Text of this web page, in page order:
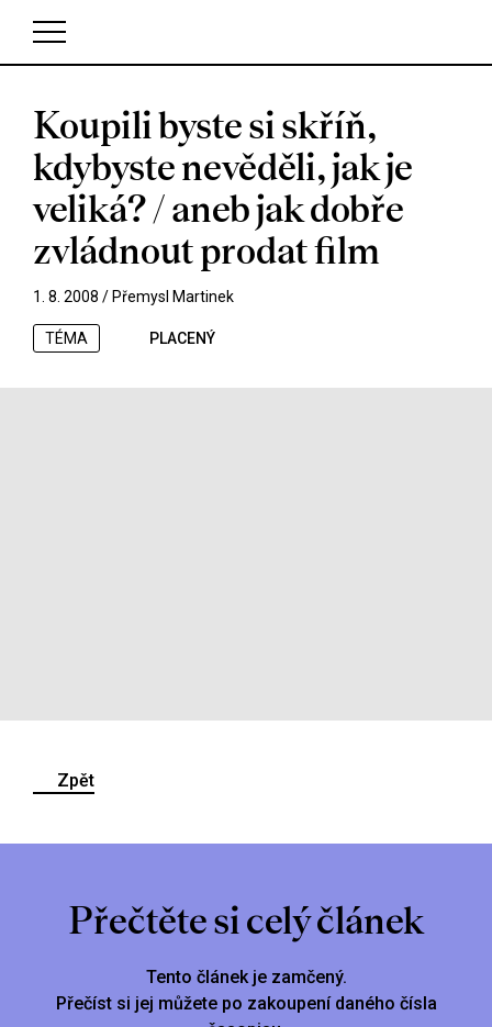
V košíku zatím nemáte žádné položky.
Koupili byste si skříň,
kdybyste nevěděli, jak je
veliká? / aneb jak dobře
zvládnout prodat film
1. 8. 2008 / Přemysl Martinek
TÉMA PLACENÝ
Zpět
Přečtěte si celý článek
Tento článek je zamčený.
Přečíst si jej můžete po zakoupení daného čísla